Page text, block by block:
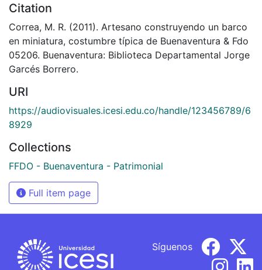
Citation
Correa, M. R. (2011). Artesano construyendo un barco
en miniatura, costumbre típica de Buenaventura & Fdo
05206. Buenaventura: Biblioteca Departamental Jorge
Garcés Borrero.
URI
https://audiovisuales.icesi.edu.co/handle/123456789/6
8929
Collections
FFDO - Buenaventura - Patrimonial
Full item page
Síguenos